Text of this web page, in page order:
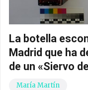
La botella
Madrid que ha
de un «Siervo
María Martín